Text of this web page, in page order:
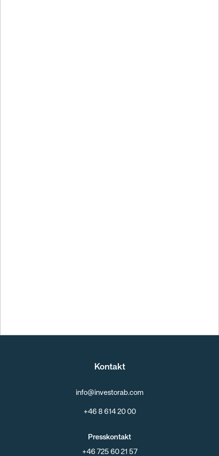
Kontakt
info@investorab.com
+46 8 614 20 00
Presskontakt
+46 725 60 21 57